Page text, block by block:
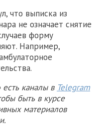
что выписка из
не означает снятие
форму
Например,
каналы в Telegram
быть в курсе
материалов